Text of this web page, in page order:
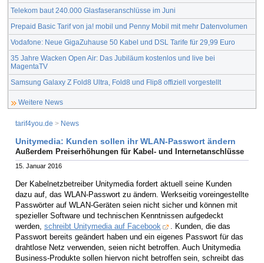
Telekom baut 240.000 Glasfaseranschlüsse im Juni
Prepaid Basic Tarif von ja! mobil und Penny Mobil mit mehr Datenvolumen
Vodafone: Neue GigaZuhause 50 Kabel und DSL Tarife für 29,99 Euro
35 Jahre Wacken Open Air: Das Jubiläum kostenlos und live bei
MagentaTV
Samsung Galaxy Z Fold8 Ultra, Fold8 und Flip8 offiziell vorgestellt
Weitere News
tarif4you.de > News
Unitymedia: Kunden sollen ihr WLAN-Passwort ändern
Außerdem Preiserhöhungen für Kabel- und Internetanschlüsse
15. Januar 2016
Der Kabelnetzbetreiber Unitymedia fordert aktuell seine Kunden
dazu auf, das WLAN-Passwort zu ändern. Werkseitig voreingestellte
Passwörter auf WLAN-Geräten seien nicht sicher und können mit
spezieller Software und technischen Kenntnissen aufgedeckt
werden, schreibt Unitymedia auf Facebook
. Kunden, die das
Passwort bereits geändert haben und ein eigenes Passwort für das
drahtlose Netz verwenden, seien nicht betroffen. Auch Unitymedia
Business-Produkte sollen hiervon nicht betroffen sein, schreibt das